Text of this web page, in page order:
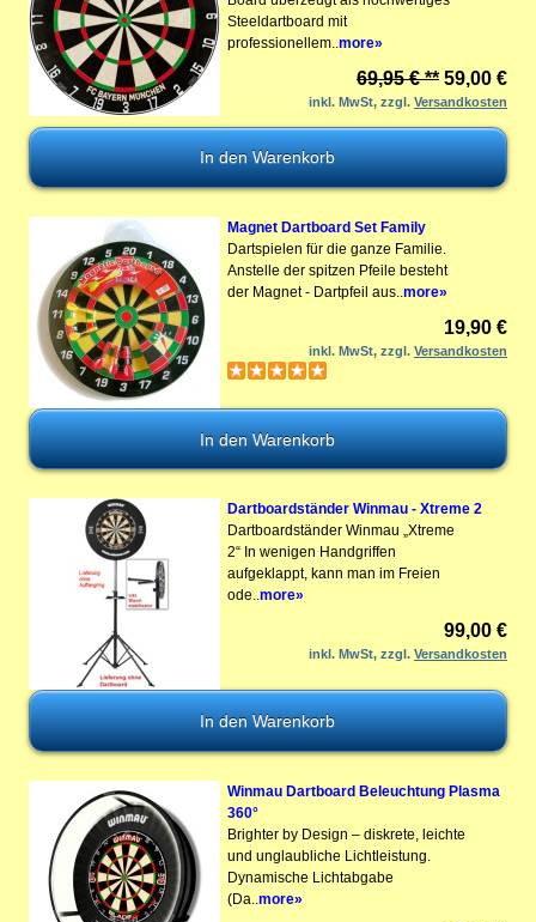
Steeldartboard mit
professionellem..more»
69,95 € ** 59,00 €
inkl. MwSt, zzgl.Versandkosten
Magnet Dartboard Set Family
Dartspielen für die ganze Familie.
Anstelle der spitzen Pfeile besteht
der Magnet - Dartpfeil aus..more»
19,90 €
inkl. MwSt, zzgl.Versandkosten
Dartboardständer Winmau - Xtreme 2
Dartboardständer Winmau „Xtreme
2“ In wenigen Handgriffen
aufgeklappt, kann man im Freien
ode..more»
99,00 €
inkl. MwSt, zzgl.Versandkosten
Winmau Dartboard Beleuchtung Plasma
360°
Brighter by Design – diskrete, leichte
und unglaubliche Lichtleistung.
Dynamische Lichtabgabe
(Da.. more»